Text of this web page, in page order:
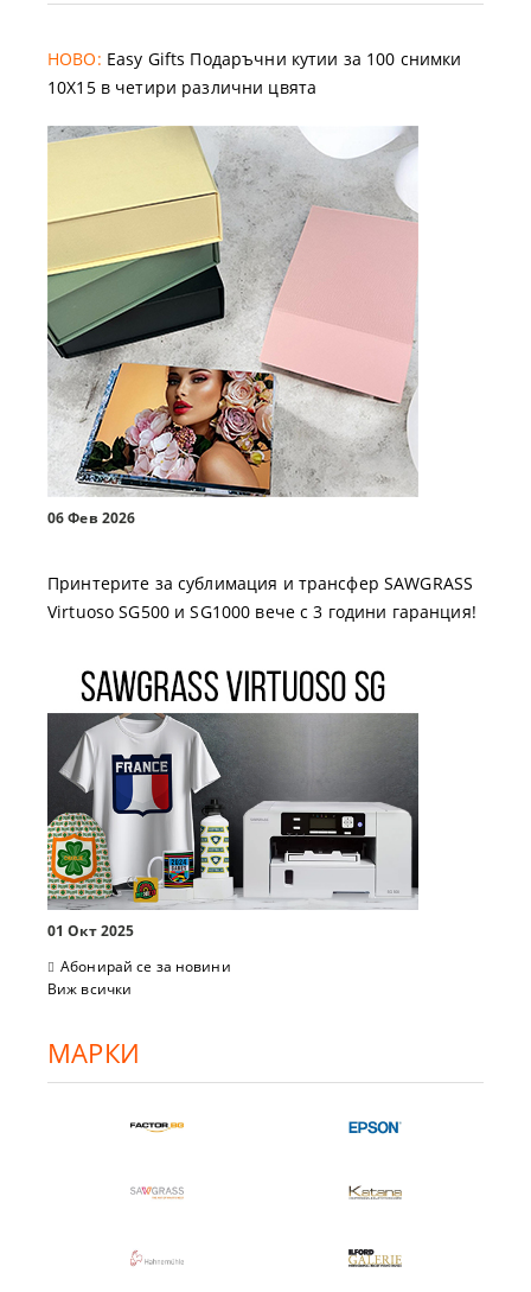
НОВО: Easy Gifts Подаръчни кутии за 100 снимки
10X15 в четири различни цвята
06 Фев 2026
Принтерите за сублимация и трансфер SAWGRASS
Virtuoso SG500 и SG1000 вече с 3 години гаранция!
01 Окт 2025
Абонирай се за новини
Виж всички
МАРКИ